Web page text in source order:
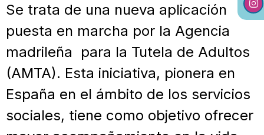
Se trata de una nueva aplicación
puesta en marcha por la Agencia
madrileña para la Tutela de Adultos
(AMTA). Esta iniciativa, pionera en
España en el ámbito de los servicios
sociales, tiene como objetivo ofrecer